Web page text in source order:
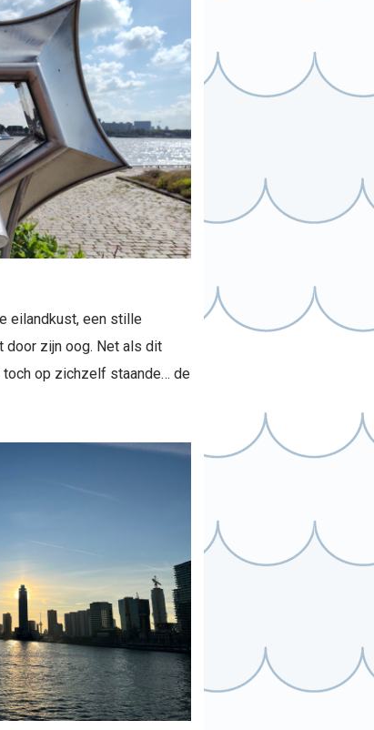
eilandkust, een stille
door zijn oog. Net als dit
toch op zichzelf staande… de